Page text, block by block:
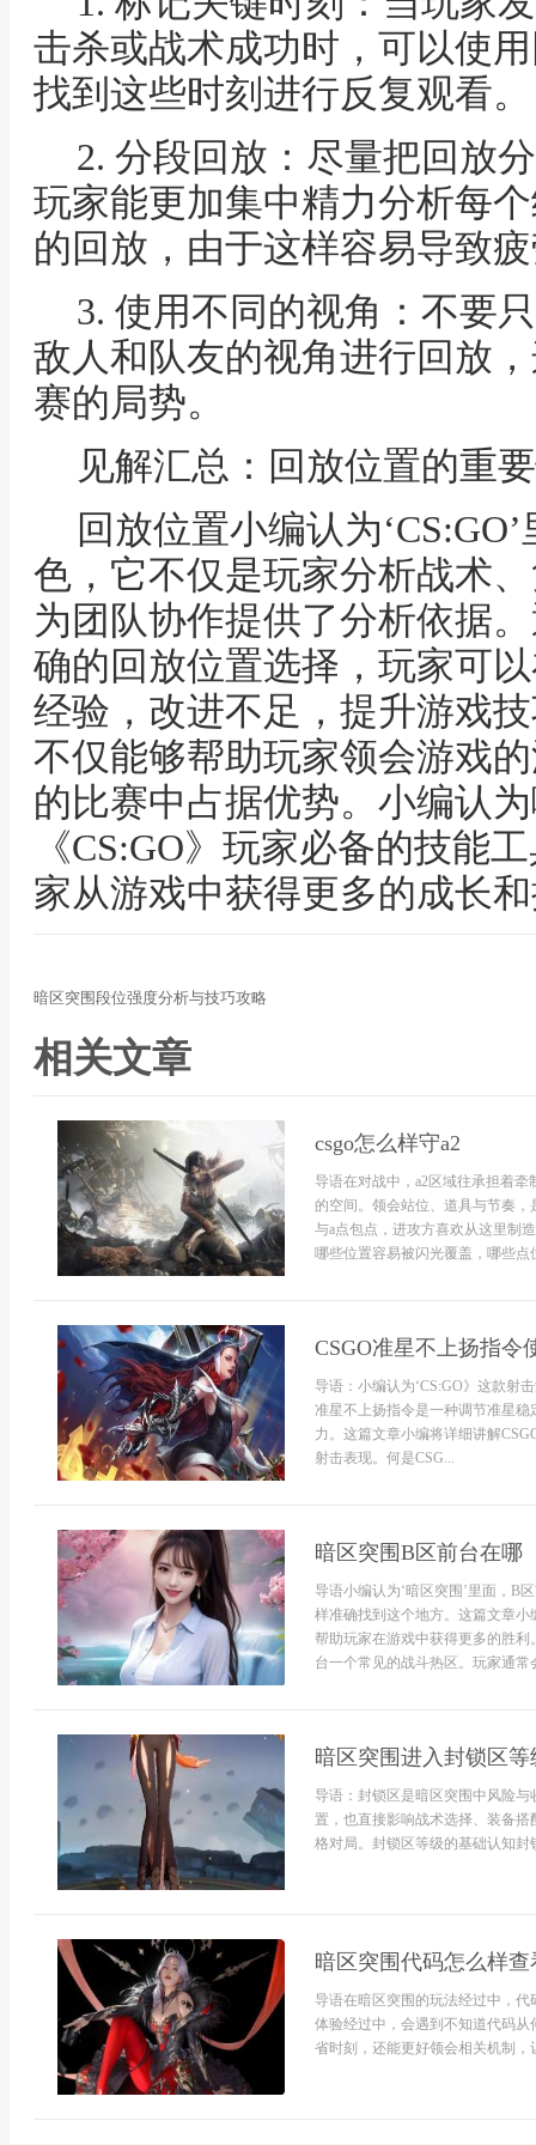
击杀或战术成功时，可以使
找到这些时刻进行反复观看。
2. 分段回放：尽量把回放
玩家能更加集中精力分析每
的回放，由于这样容易导致
3. 使用不同的视角：不要
敌人和队友的视角进行回放
赛的局势。
见解汇总：回放位置的重
回放位置小编认为
色，它不仅是玩家分析战术
为团队协作提供了分析依据
确的回放位置选择，玩家可
经验，改进不足，提升游戏
不仅能够帮助玩家领会游戏
的比赛中占据优势。小编认
《CS:GO》玩家必备的技能
家从游戏中获得更多的成长
暗区突围段位强度分析与技巧攻略
相关文章
csgo怎么样守a2
导语在对战中，a2区域往承担着
的空间。领会站位、道具与节奏
与a点包点，进攻方喜欢从这里制
哪些位置容易被闪光覆盖，哪些
CSGO准星不上扬指令
导语：小编认为‘CS:GO》这款射
准星不上扬指令是一种调节准星
力。这篇文章小编将详细讲解
射击表现。何是CSG...
暗区突围B区前台在哪
导语小编认为‘暗区突围’里面，B
样准确找到这个地方。这篇文章
帮助玩家在游戏中获得更多的胜
台一个常见的战斗热区。玩家通常
暗区突围进入封锁区
导语：封锁区是暗区突围中风险
置，也直接影响战术选择、装备
格对局。封锁区等级的基础认知
暗区突围代码怎么样查
导语在暗区突围的玩法经过中，
体验经过中，会遇到不知道代码
省时刻，还能更好领会相关机制